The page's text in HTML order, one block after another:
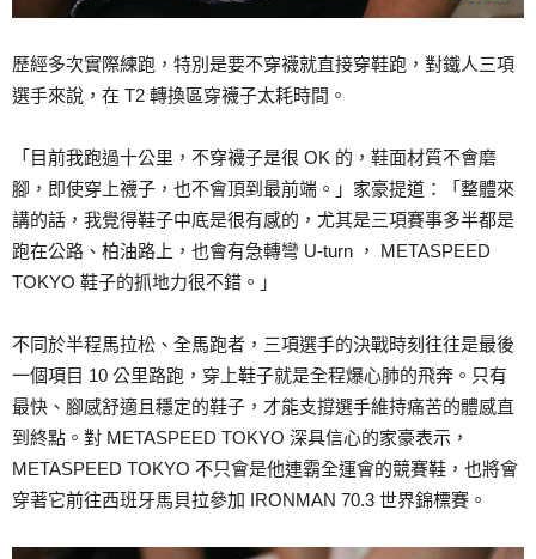
歷經多次實際練跑，特別是要不穿襪就直接穿鞋跑，對鐵人三項
選手來說，在 T2 轉換區穿襪子太耗時間。
「目前我跑過十公里，不穿襪子是很 OK 的，鞋面材質不會磨
腳，即使穿上襪子，也不會頂到最前端。」家豪提道：「整體來
講的話，我覺得鞋子中底是很有感的，尤其是三項賽事多半都是
跑在公路、柏油路上，也會有急轉彎 U-turn ， METASPEED
TOKYO 鞋子的抓地力很不錯。」
不同於半程馬拉松、全馬跑者，三項選手的決戰時刻往往是最後
一個項目 10 公里路跑，穿上鞋子就是全程爆心肺的飛奔。只有
最快、腳感舒適且穩定的鞋子，才能支撐選手維持痛苦的體感直
到終點。對 METASPEED TOKYO 深具信心的家豪表示，
METASPEED TOKYO 不只會是他連霸全運會的競賽鞋，也將會
穿著它前往西班牙馬貝拉參加 IRONMAN 70.3 世界錦標賽。